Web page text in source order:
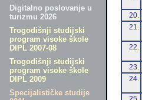
Digitalno poslovanje u
turizmu 2026
Trogodišnji studijski
program visoke škole
DIPL 2007-08
Trogodišnji studijski
program visoke škole
DIPL 2009
Specijalističke studije
20.
21.
22.
23.
24.